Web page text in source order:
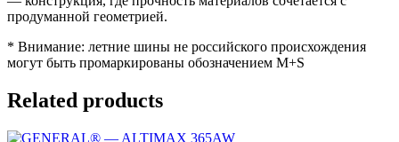
продуманной геометрией.
* Внимание: летние шины не российского происхождения
могут быть промаркированы обозначением M+S
Related products